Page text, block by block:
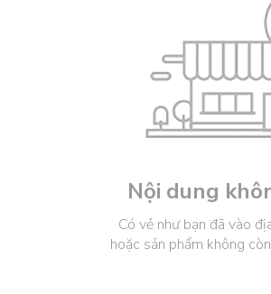
Nội dung
Có vẻ như bạn đã vào
hoặc sản phẩm không